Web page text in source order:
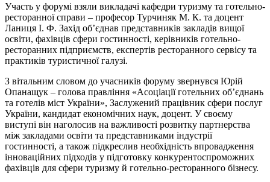
Участь у форумі взяли викладачі кафедри туризму та готельно-
ресторанної справи – професор Турчиняк М. К. та доцент
Ланиця І. Ф. Захід об’єднав представників закладів вищої
освіти, фахівців сфери гостинності, керівників готельно-
ресторанних підприємств, експертів ресторанного сервісу та
практиків туристичної галузі.
З вітальним словом до учасників форуму звернувся Юрій
Опанащук – голова правління «Асоціації готельних об’єднань
та готелів міст України», Заслужений працівник сфери послуг
України, кандидат економічних наук, доцент. У своєму
виступі він наголосив на важливості розвитку партнерства
між закладами освіти та представниками індустрії
гостинності, а також підкреслив необхідність впровадження
інноваційних підходів у підготовку конкурентоспроможних
фахівців для сфери туризму й готельно-ресторанного бізнесу.